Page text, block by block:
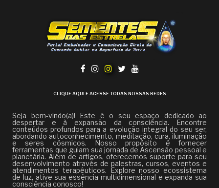
CLIQUE AQUI E ACESSE TODAS NOSSAS REDES
Seja bem-vindo(a)! Este é o seu espaço dedicado ao
despertar e à expansão da consciência. Encontre
conteúdos profundos para a evolução integral do seu ser,
abordando autoconhecimento, meditação, cura, iluminação
e seres cósmicos. Nosso propósito é fornecer
ferramentas que guiam sua jornada de Ascensão pessoal e
planetária. Além de artigos, oferecemos suporte para seu
desenvolvimento através de palestras, cursos, eventos e
atendimentos terapêuticos. Explore nosso ecossistema
de luz, ative sua essência multidimensional e expanda sua
consciência conosco!